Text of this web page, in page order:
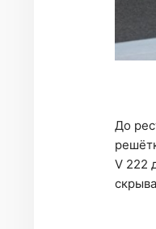
До
V 222